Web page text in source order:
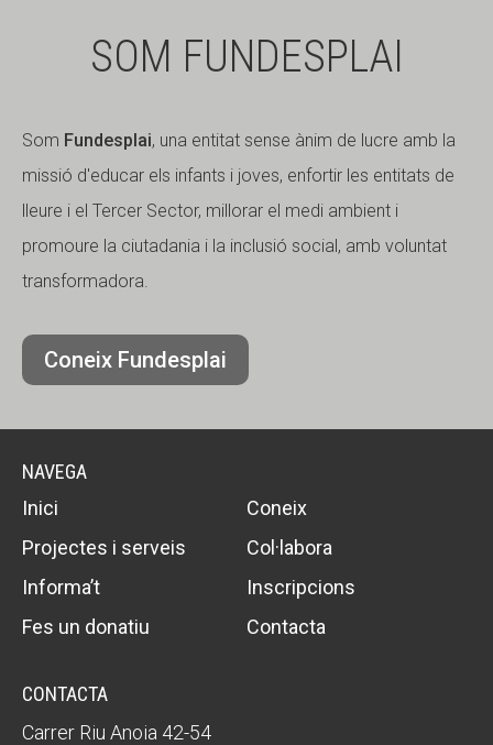
SOM FUNDESPLAI
Som Fundesplai, una entitat sense ànim de lucre amb la
missió d'educar els infants i joves, enfortir les entitats de
lleure i el Tercer Sector, millorar el medi ambient i
promoure la ciutadania i la inclusió social, amb voluntat
transformadora.
Coneix Fundesplai
NAVEGA
Inici
Coneix
Projectes i serveis
Col·labora
Informa’t
Inscripcions
Fes un donatiu
Contacta
CONTACTA
Carrer Riu Anoia 42-54